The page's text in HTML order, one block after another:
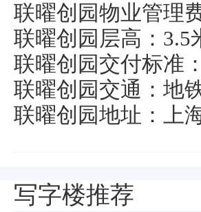
联曜创园物业管理
联曜创园层高：3.5
联曜创园交付标准
联曜创园交通：地
联曜创园地址：上
写字楼推荐